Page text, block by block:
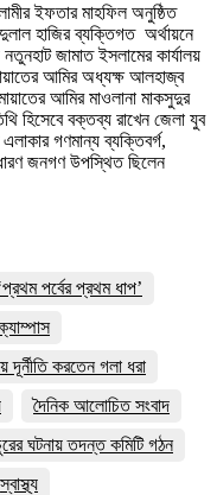
ইফতার মাহফিল অনুষ্ঠিত
হাজির ব্যক্তিগত অর্থায়নে
জামাত ইসলামের কার্যালয়
আমির অধ্যক্ষ আলহাজ্ব
আমির মাওলানা মাকসুদুর
হিসেবে বক্তব্য রাখেন জেলা যুব
গণমান্য ব্যক্তিবর্গ,
জনগণ উপস্থিত ছিলেন
পর্বের প্রথম ধাপ’
দূর্নীতি করতেন গলা ধরা
দৈনিক আলোচিত সংবাদ
ঘটনায় তদন্ত কমিটি গঠন
স্বাস্থ্য